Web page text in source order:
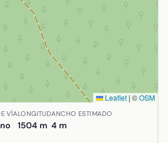
Leaflet | ©OSM
carretero del Horcajo en
VÍALONGITUD
1504 m
ANCHO ESTIMADO
4 m